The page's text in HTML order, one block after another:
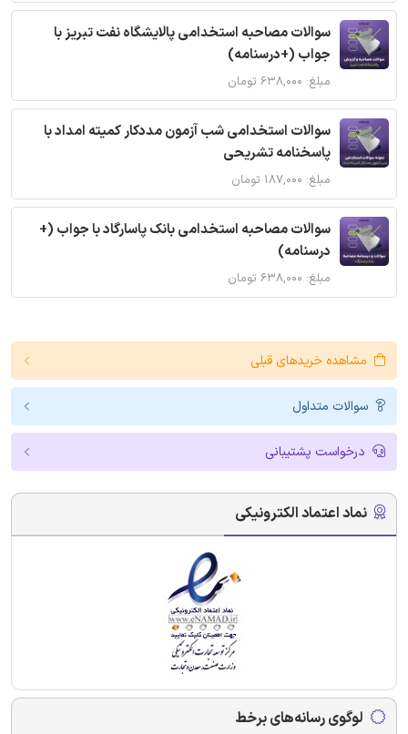
سوالات مصاحبه استخدامی پالایشگاه نفت تبریز با
جواب (+درسنامه)
مبلغ: ۶۳۸,۰۰۰ تومان
سوالات استخدامی شب آزمون مددکار کمیته امداد با
پاسخنامه تشریحی
مبلغ: ۱۸۷,۰۰۰ تومان
سوالات مصاحبه استخدامی بانک پاسارگاد با جواب (+
درسنامه)
مبلغ: ۶۳۸,۰۰۰ تومان
مشاهده خریدهای قبلی
سوالات متداول
درخواست پشتیبانی
نماد اعتماد الکترونیکی
لوگوی رسانه‌های برخط